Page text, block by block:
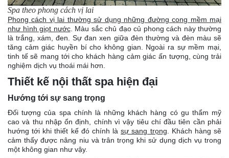
Spa theo phong cách vị lai
Phong cách vị lai thường sử dụng những đường cong mềm mại
như hình giọt nước. Màu sắc chủ đạo củ phong cách này thường
là trắng, xám, đen. Sự đan xen giữa đèn thường và đèn màu sẽ
tăng cảm giác huyền bí cho không gian. Ngoài ra sự mềm mại,
tinh tế sẽ mang tới cho khách hàng cảm giác ấn tượng, cùng trải
nghiệm dịch vụ thoái mái hơn.
Thiết kế nội thất spa hiện đại
Hướng tới sự sang trọng
Đối tượng của spa chính là những khách hàng có gu thẩm mỹ
cao và thu nhập ổn định, chính vì vậy tiêu chí đầu tiên cần phải
hướng tới khi thiết kế đó chính làsự sang trọng . Khách hàng sẽ
cảm thấy được nâng niu và trân trọng khi sử dụng dịch vụ trong
một không gian như vậy.